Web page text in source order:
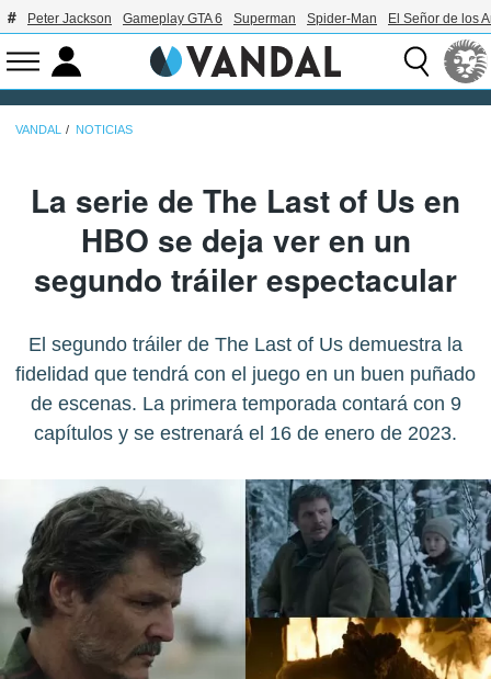
Peter Jackson Gameplay GTA 6 Superman Spider-Man El Señor de los
VANDAL NOTICIAS
La serie de The Last of Us en
HBO se deja ver en un
segundo tráiler espectacular
El segundo tráiler de The Last of Us demuestra la
fidelidad que tendrá con el juego en un buen puñado
de escenas. La primera temporada contará con 9
capítulos y se estrenará el 16 de enero de 2023.